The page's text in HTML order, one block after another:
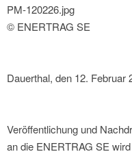
PM-120226.jpg
© ENERTRAG SE
Dauerthal, den 12. Februar
Veröffentlichung und
an die ENERTRAG SE